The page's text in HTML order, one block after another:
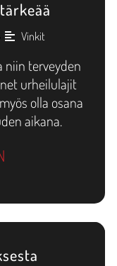
• Vinkit
niin terveyden
urheilulajit
olla osana
aikana.